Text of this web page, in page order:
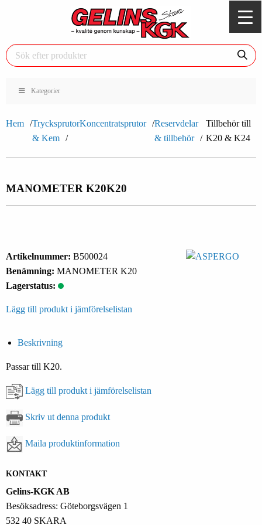
Kategorier
Hem
Trycksprutor
& Kem
Koncentratsprutor
Reservdelar
& tillbehör
Tillbehör till
K20 & K24
MANOMETER K20K20
Artikelnummer: B500024
Benämning: MANOMETER K20
Lagerstatus:
Lägg till produkt i jämförelselistan
Beskrivning
Passar till K20.
Lägg till produkt i jämförelselistan
Skriv ut denna produkt
Maila produktinformation
KONTAKT
Gelins-KGK AB
Besöksadress: Göteborgsvägen 1
532 40 SKARA